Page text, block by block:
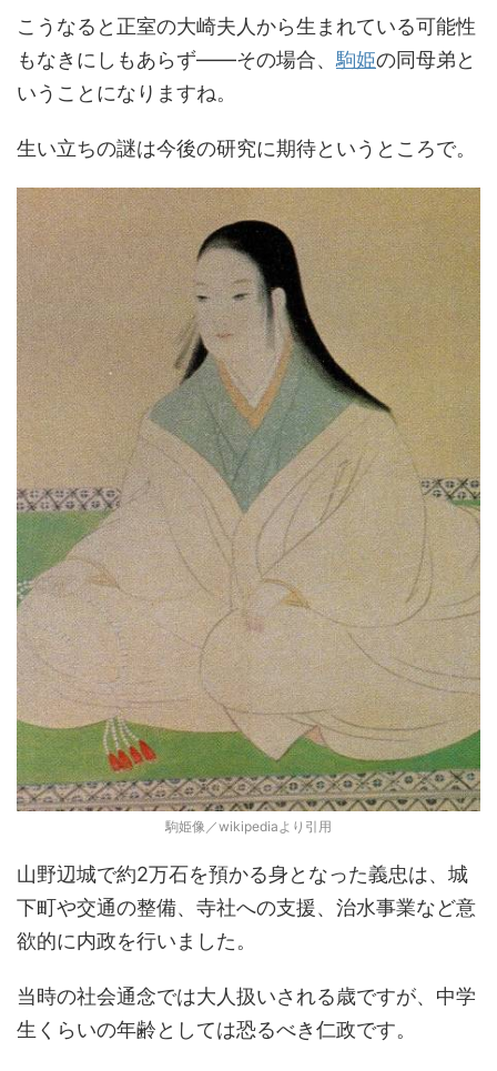
こうなると正室の大崎夫人から生まれている可能性
もなきにしもあらず――その場合、 駒姫の同母弟と
いうことになりますね。
生い立ちの謎は今後の研究に期待というところで。
駒姫像／wikipediaより引用
山野辺城で約2万石を預かる身となった義忠は、城
下町や交通の整備、寺社への支援、治水事業など意
欲的に内政を行いました。
当時の社会通念では大人扱いされる歳ですが、中学
生くらいの年齢としては恐るべき仁政です。